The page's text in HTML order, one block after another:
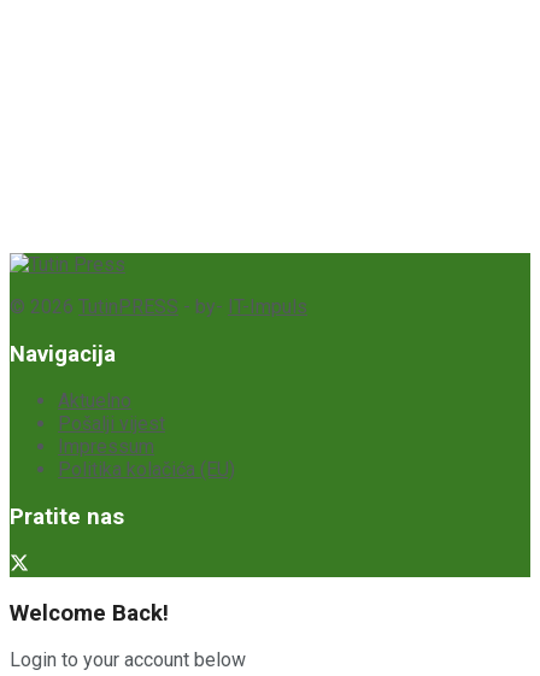
© 2026 TutinPRESS - by- IT-Impuls
Navigacija
Aktuelno
Pošalji vijest
Impressum
Politika kolačića (EU)
Pratite nas
Welcome Back!
Login to your account below